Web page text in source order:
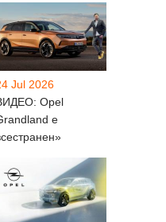
Jul 2026
Opel
е